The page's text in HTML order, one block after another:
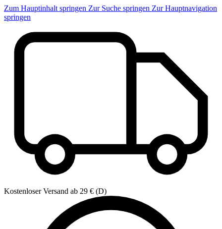
Zum Hauptinhalt springen Zur Suche springen Zur Hauptnavigation
springen
Kostenloser Versand ab 29 € (D)